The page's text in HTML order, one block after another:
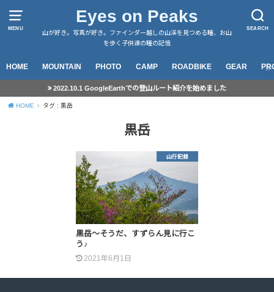
MENU SEARCH
Eyes on Peaks
山が好き。写真が好き。ファインダー越しの山渓を見つめる瞳、お山
を歩く子供達の瞳の記憶
HOME MOUNTAIN PHOTO CAMP ROADBIKE GEAR
2022.10.1 GoogleEarthでの登山ルート紹介を始めました
HOME タグ : 黒岳
黒岳
山行記録
黒岳～そうだ、すずらん見に行こ
う♪
2021年6月1日